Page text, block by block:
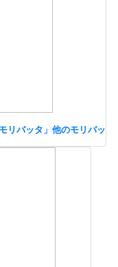
リバッタ」他のモリバッ